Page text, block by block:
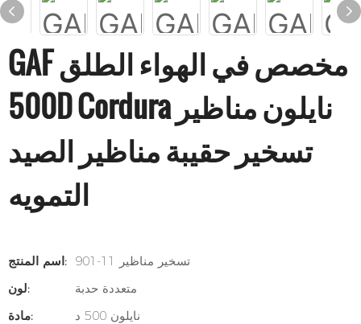
GAF مخصص في الهواء الطلق
500D Cordura نايلون مناظير
تسخير حقيبة مناظير الصيد
التمويه
اسم المنتج:
901-11 تسخير مناظير
لون:
متعددة حدبة
مادة:
نايلون 500 د